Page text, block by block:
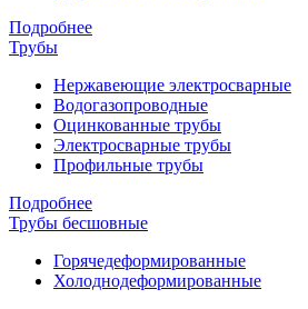
Подробнее
Трубы
Нержавеющие электросварные
Водогазопроводные
Оцинкованные трубы
Электросварные трубы
Профильные трубы
Подробнее
Трубы бесшовные
Горячедеформированные
Холоднодеформированные